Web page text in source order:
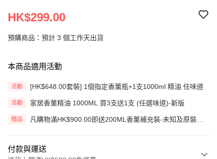
HK$299.00
預購商品：預計 3 個工作天出貨
本商品適用活動
活動 [HK$648.00套裝] 1個指定香薰瓶+1支1000ml 精油 任味道
活動 家居香薰精油 1000ML 買3支送1支 (任選味道)-新版
贈品
凡購物滿HK$900.00即送200ML香薰補充裝-未知及原裝藤
付款與運送